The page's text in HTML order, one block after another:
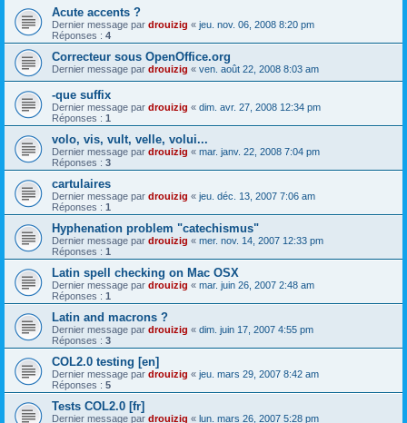
Acute accents ?
Dernier message par drouizig « jeu. nov. 06, 2008 8:20 pm
Réponses : 4
Correcteur sous OpenOffice.org
Dernier message par drouizig « ven. août 22, 2008 8:03 am
-que suffix
Dernier message par drouizig « dim. avr. 27, 2008 12:34 pm
Réponses : 1
volo, vis, vult, velle, volui...
Dernier message par drouizig « mar. janv. 22, 2008 7:04 pm
Réponses : 3
cartulaires
Dernier message par drouizig « jeu. déc. 13, 2007 7:06 am
Réponses : 1
Hyphenation problem "catechismus"
Dernier message par drouizig « mer. nov. 14, 2007 12:33 pm
Réponses : 1
Latin spell checking on Mac OSX
Dernier message par drouizig « mar. juin 26, 2007 2:48 am
Réponses : 1
Latin and macrons ?
Dernier message par drouizig « dim. juin 17, 2007 4:55 pm
Réponses : 3
COL2.0 testing [en]
Dernier message par drouizig « jeu. mars 29, 2007 8:42 am
Réponses : 5
Tests COL2.0 [fr]
Dernier message par drouizig « lun. mars 26, 2007 5:28 pm